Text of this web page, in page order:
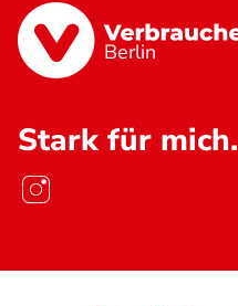
Berlin
Stark für mich.